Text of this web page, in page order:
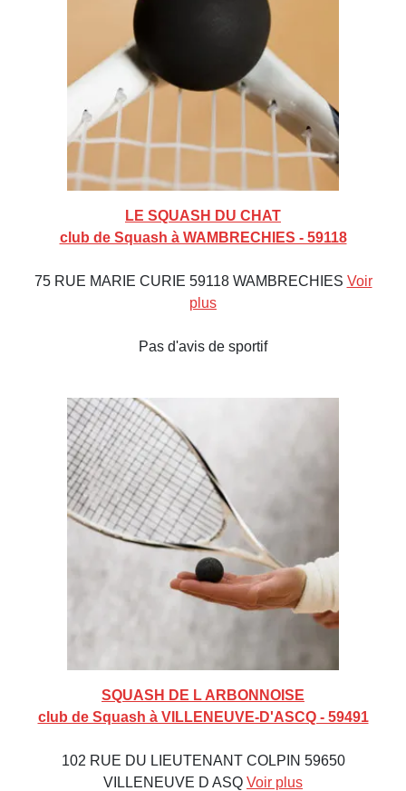
LE SQUASH DU CHAT
club de Squash à WAMBRECHIES - 59118
75 RUE MARIE CURIE 59118 WAMBRECHIES Voir
plus
Pas d'avis de sportif
SQUASH DE L ARBONNOISE
club de Squash à VILLENEUVE-D'ASCQ - 59491
102 RUE DU LIEUTENANT COLPIN 59650
VILLENEUVE D ASQ Voir plus